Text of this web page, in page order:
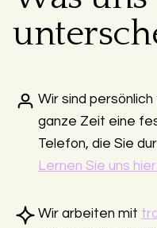
Wir sind
ganze Zeit eine
Telefon, die Sie
Lernen Sie uns
Wir arbeiten mit